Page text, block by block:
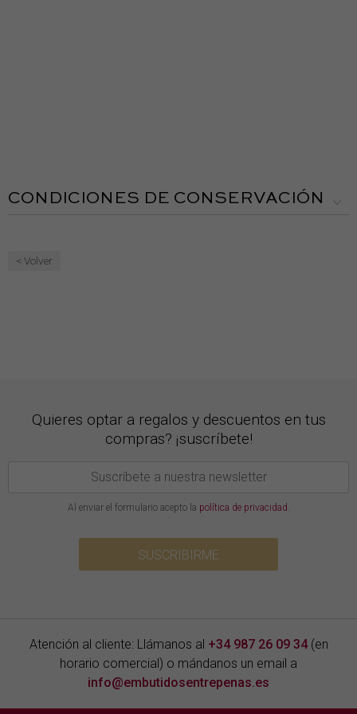
CONDICIONES DE CONSERVACIÓN
< Volver
Quieres optar a regalos y descuentos en tus
compras? ¡suscríbete!
Al enviar el formulario acepto la política de privacidad
SUSCRIBIRME
Atención al cliente: Llámanos al +34 987 26 09 34(en
horario comercial) o mándanos un email a
info@embutidosentrepenas.es